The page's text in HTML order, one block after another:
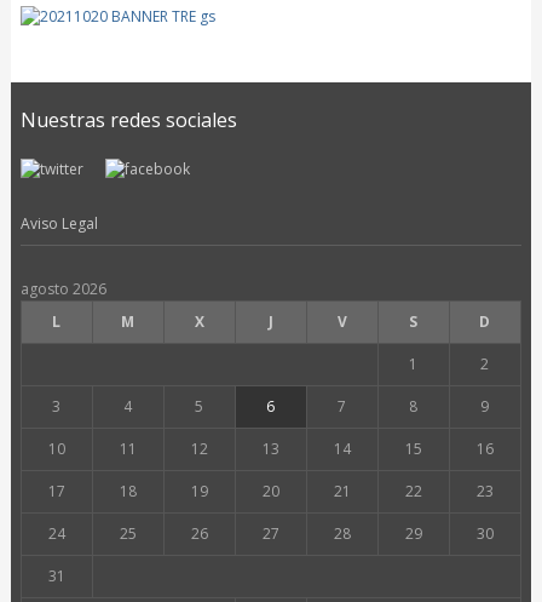
Nuestras redes sociales
Aviso Legal
agosto 2026
L
M X J V S D
1 2
3 4 5 6 7 8 9
10 11 12 13 14 15 16
17 18 19 20 21 22 23
24 25 26 27 28 29 30
31